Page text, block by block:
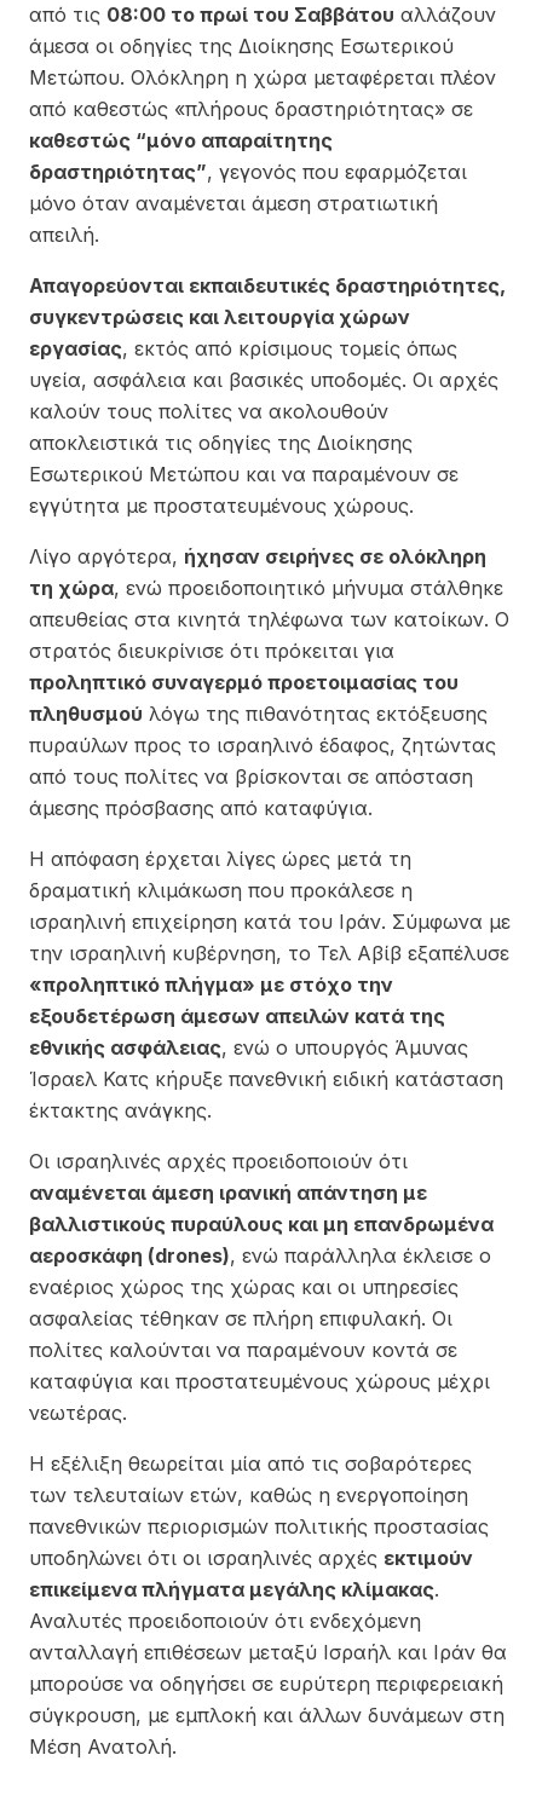
από τις 08:00 το πρωί του Σαββάτου αλλάζουν
άμεσα οι οδηγίες της Διοίκησης Εσωτερικού
Μετώπου. Ολόκληρη η χώρα μεταφέρεται πλέον
από καθεστώς «πλήρους δραστηριότητας» σε
καθεστώς “μόνο απαραίτητης
δραστηριότητας”, γεγονός που εφαρμόζεται
μόνο όταν αναμένεται άμεση στρατιωτική
απειλή.
Απαγορεύονται εκπαιδευτικές δραστηριότητες,
συγκεντρώσεις και λειτουργία χώρων
εργασίας, εκτός από κρίσιμους τομείς όπως
υγεία, ασφάλεια και βασικές υποδομές. Οι αρχές
καλούν τους πολίτες να ακολουθούν
αποκλειστικά τις οδηγίες της Διοίκησης
Εσωτερικού Μετώπου και να παραμένουν σε
εγγύτητα με προστατευμένους χώρους.
Λίγο αργότερα, ήχησαν σειρήνες σε ολόκληρη
τη χώρα, ενώ προειδοποιητικό μήνυμα στάλθηκε
απευθείας στα κινητά τηλέφωνα των κατοίκων. Ο
στρατός διευκρίνισε ότι πρόκειται για
προληπτικό συναγερμό προετοιμασίας του
πληθυσμού λόγω της πιθανότητας εκτόξευσης
πυραύλων προς το ισραηλινό έδαφος, ζητώντας
από τους πολίτες να βρίσκονται σε απόσταση
άμεσης πρόσβασης από καταφύγια.
Η απόφαση έρχεται λίγες ώρες μετά τη
δραματική κλιμάκωση που προκάλεσε η
ισραηλινή επιχείρηση κατά του Ιράν. Σύμφωνα με
την ισραηλινή κυβέρνηση, το Τελ Αβίβ εξαπέλυσε
«προληπτικό πλήγμα» με στόχο την
εξουδετέρωση άμεσων απειλών κατά της
εθνικής ασφάλειας, ενώ ο υπουργός Άμυνας
Ίσραελ Κατς κήρυξε πανεθνική ειδική κατάσταση
έκτακτης ανάγκης.
Οι ισραηλινές αρχές προειδοποιούν ότι
αναμένεται άμεση ιρανική απάντηση με
βαλλιστικούς πυραύλους και μη επανδρωμένα
αεροσκάφη (drones), ενώ παράλληλα έκλεισε ο
εναέριος χώρος της χώρας και οι υπηρεσίες
ασφαλείας τέθηκαν σε πλήρη επιφυλακή. Οι
πολίτες καλούνται να παραμένουν κοντά σε
καταφύγια και προστατευμένους χώρους μέχρι
νεωτέρας.
Η εξέλιξη θεωρείται μία από τις σοβαρότερες
των τελευταίων ετών, καθώς η ενεργοποίηση
πανεθνικών περιορισμών πολιτικής προστασίας
υποδηλώνει ότι οι ισραηλινές αρχές εκτιμούν
επικείμενα πλήγματα μεγάλης κλίμακας.
Αναλυτές προειδοποιούν ότι ενδεχόμενη
ανταλλαγή επιθέσεων μεταξύ Ισραήλ και Ιράν θα
μπορούσε να οδηγήσει σε ευρύτερη περιφερειακή
σύγκρουση, με εμπλοκή και άλλων δυνάμεων στη
Μέση Ανατολή.